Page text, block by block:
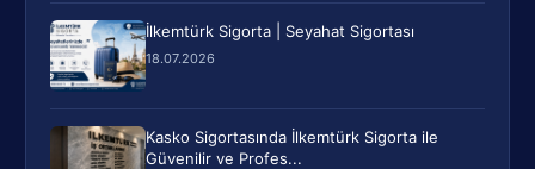
İlkemtürk Sigorta | Seyahat Sigortası
18.07.2026
Kasko Sigortasında İlkemtürk Sigorta ile
Güvenilir ve Profes...